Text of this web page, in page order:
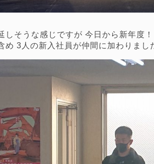
しそうな感じですが 今日から新年度
め 3人の新入社員が仲間に加わりま